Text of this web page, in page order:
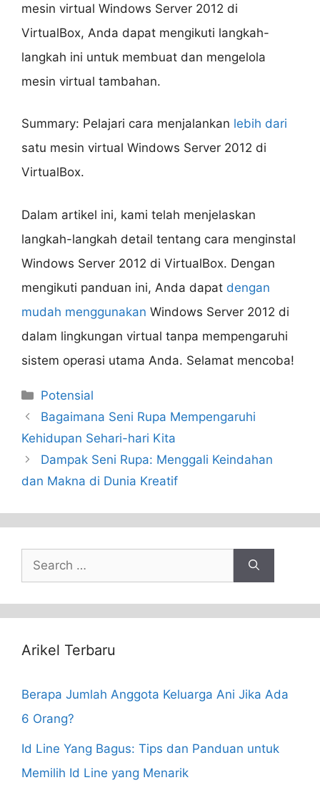
mesin virtual Windows Server 2012 di
VirtualBox, Anda dapat mengikuti langkah-
langkah ini untuk membuat dan mengelola
mesin virtual tambahan.
Summary: Pelajari cara menjalankan lebih dari
satu mesin virtual Windows Server 2012 di
VirtualBox.
Dalam artikel ini, kami telah menjelaskan
langkah-langkah detail tentang cara menginstal
Windows Server 2012 di VirtualBox. Dengan
mengikuti panduan ini, Anda dapat dengan
mudah menggunakan Windows Server 2012 di
dalam lingkungan virtual tanpa mempengaruhi
sistem operasi utama Anda. Selamat mencoba!
Categories
Potensial
Bagaimana Seni Rupa Mempengaruhi
Kehidupan Sehari-hari Kita
Dampak Seni Rupa: Menggali Keindahan
dan Makna di Dunia Kreatif
Search
for:
Arikel Terbaru
Berapa Jumlah Anggota Keluarga Ani Jika Ada
6 Orang?
Id Line Yang Bagus: Tips dan Panduan untuk
Memilih Id Line yang Menarik